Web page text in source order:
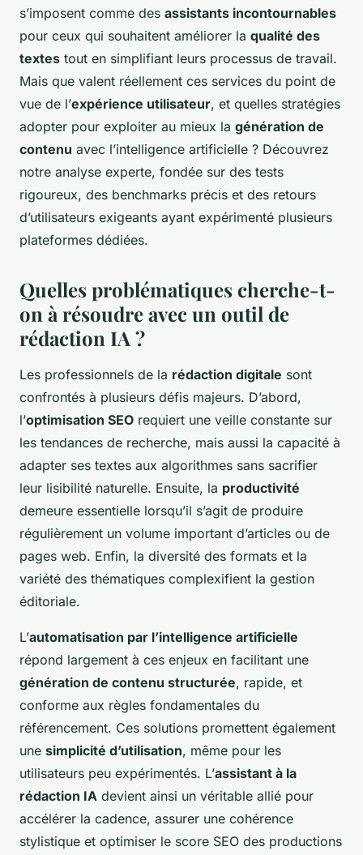
s’imposent comme des assistants incontournables
pour ceux qui souhaitent améliorer la qualité des
textes tout en simplifiant leurs processus de travail.
Mais que valent réellement ces services du point de
vue de l’expérience utilisateur, et quelles stratégies
adopter pour exploiter au mieux la génération de
contenu avec l’intelligence artificielle ? Découvrez
notre analyse experte, fondée sur des tests
rigoureux, des benchmarks précis et des retours
d’utilisateurs exigeants ayant expérimenté plusieurs
plateformes dédiées.
Quelles problématiques cherche-t-
on à résoudre avec un outil de
rédaction IA ?
Les professionnels de la rédaction digitale sont
confrontés à plusieurs défis majeurs. D’abord,
l’optimisation SEO requiert une veille constante sur
les tendances de recherche, mais aussi la capacité à
adapter ses textes aux algorithmes sans sacrifier
leur lisibilité naturelle. Ensuite, la productivité
demeure essentielle lorsqu’il s’agit de produire
régulièrement un volume important d’articles ou de
pages web. Enfin, la diversité des formats et la
variété des thématiques complexifient la gestion
éditoriale.
L’automatisation par l’intelligence artificielle
répond largement à ces enjeux en facilitant une
génération de contenu structurée, rapide, et
conforme aux règles fondamentales du
référencement. Ces solutions promettent également
une simplicité d’utilisation, même pour les
utilisateurs peu expérimentés. L’assistant à la
rédaction IA devient ainsi un véritable allié pour
accélérer la cadence, assurer une cohérence
stylistique et optimiser le score SEO des productions